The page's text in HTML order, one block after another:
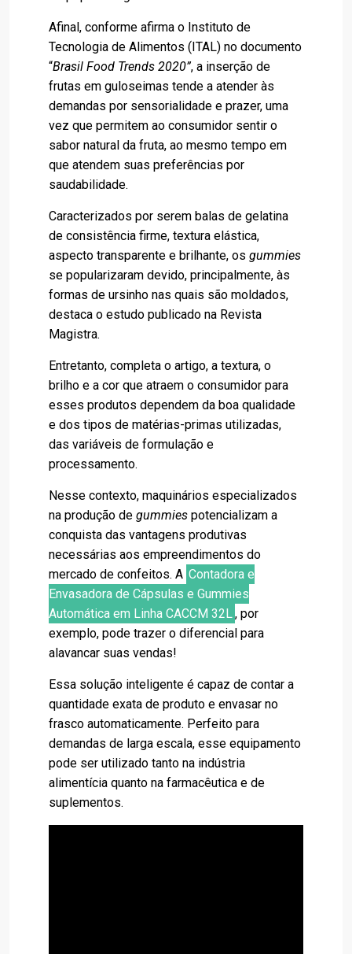
Afinal, conforme afirma o Instituto de
Tecnologia de Alimentos (ITAL) no documento
“Brasil Food Trends 2020”, a inserção de
frutas em guloseimas tende a atender às
demandas por sensorialidade e prazer, uma
vez que permitem ao consumidor sentir o
sabor natural da fruta, ao mesmo tempo em
que atendem suas preferências por
saudabilidade.
Caracterizados por serem balas de gelatina
de consistência firme, textura elástica,
aspecto transparente e brilhante, os gummies
se popularizaram devido, principalmente, às
formas de ursinho nas quais são moldados,
destaca o estudo publicado na Revista
Magistra.
Entretanto, completa o artigo, a textura, o
brilho e a cor que atraem o consumidor para
esses produtos dependem da boa qualidade
e dos tipos de matérias-primas utilizadas,
das variáveis de formulação e
processamento.
Nesse contexto, maquinários especializados
na produção de gummies potencializam a
conquista das vantagens produtivas
necessárias aos empreendimentos do
mercado de confeitos. A Contadora e
Envasadora de Cápsulas e Gummies
Automática em Linha CACCM 32L, por
exemplo, pode trazer o diferencial para
alavancar suas vendas!
Essa solução inteligente é capaz de contar a
quantidade exata de produto e envasar no
frasco automaticamente. Perfeito para
demandas de larga escala, esse equipamento
pode ser utilizado tanto na indústria
alimentícia quanto na farmacêutica e de
suplementos.